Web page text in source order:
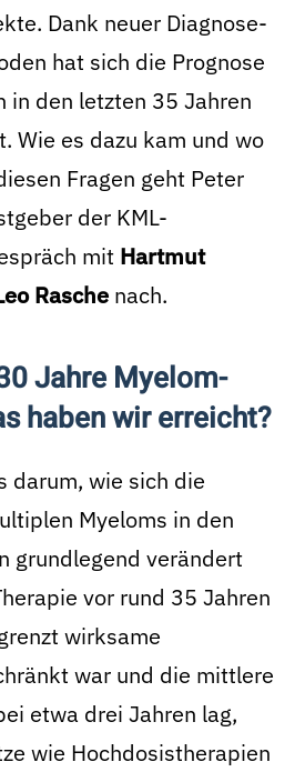
Dank neuer Diagnose-
hat sich die Prognose
in den letzten 35 Jahren
Wie es dazu kam und wo
Fragen geht Peter
der KML-
mit Hartmut
Rasche nach.
Jahre Myelom-
haben wir erreicht?
darum, wie sich die
Myeloms in den
grundlegend verändert
vor rund 35 Jahren
wirksame
war und die mittlere
etwa drei Jahren lag,
wie Hochdosistherapien